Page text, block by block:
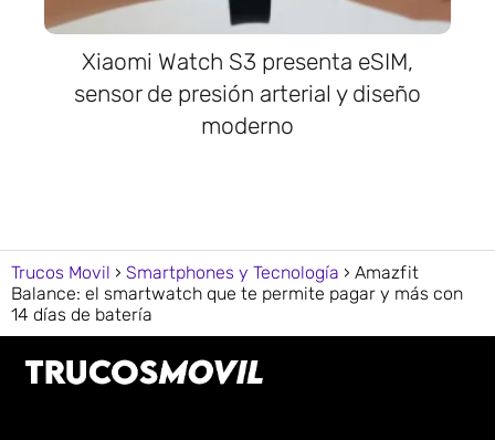
Xiaomi Watch S3 presenta eSIM,
sensor de presión arterial y diseño
moderno
Trucos Movil Smartphones y Tecnología
Amazfit
Balance: el smartwatch que te permite pagar y más con
14 días de batería